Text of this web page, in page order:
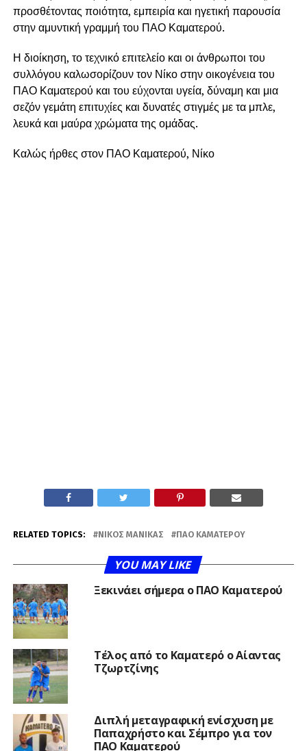
προσθέτοντας ποιότητα, εμπειρία και ηγετική παρουσία
στην αμυντική γραμμή του ΠΑΟ Καματερού.
Η διοίκηση, το τεχνικό επιτελείο και οι άνθρωποι του
συλλόγου καλωσορίζουν τον Νίκο στην οικογένεια του
ΠΑΟ Καματερού και του εύχονται υγεία, δύναμη και μια
σεζόν γεμάτη επιτυχίες και δυνατές στιγμές με τα μπλε,
λευκά και μαύρα χρώματα της ομάδας.
Καλώς ήρθες στον ΠΑΟ Καματερού, Νίκο
RELATED TOPICS: ΝΊΚΟΣ ΜΑΝΊΚΑΣ ΠΑΟ ΚΑΜΑΤΕΡΟΎ
YOU MAY LIKE
Ξεκινάει σήμερα ο ΠΑΟ Καματερού
Τέλος από το Καματερό ο Αίαντας
Τζωρτζίνης
Διπλή μεταγραφική ενίσχυση με
Παπαχρήστο και Σέμπρο για τον
ΠΑΟ Καματερού